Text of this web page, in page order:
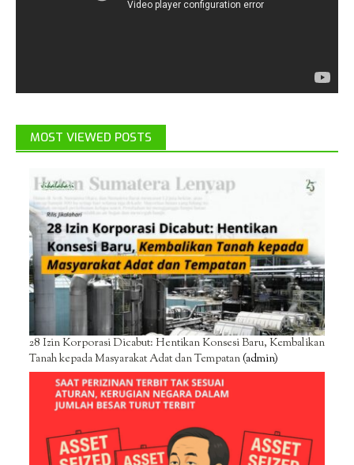
MOST VIEWED POSTS
28 Izin Korporasi Dicabut: Hentikan Konsesi Baru, Kembalikan
Tanah kepada Masyarakat Adat dan Tempatan(admin)